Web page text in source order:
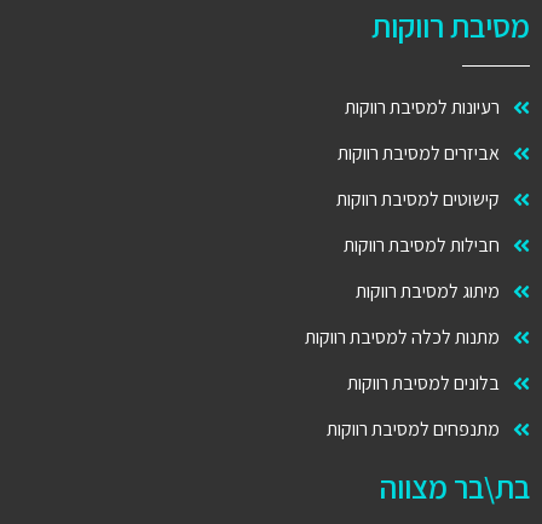
מסיבת רווקות
רעיונות למסיבת רווקות
אביזרים למסיבת רווקות
קישוטים למסיבת רווקות
חבילות למסיבת רווקות
מיתוג למסיבת רווקות
מתנות לכלה למסיבת רווקות
בלונים למסיבת רווקות
מתנפחים למסיבת רווקות
בת\בר מצווה